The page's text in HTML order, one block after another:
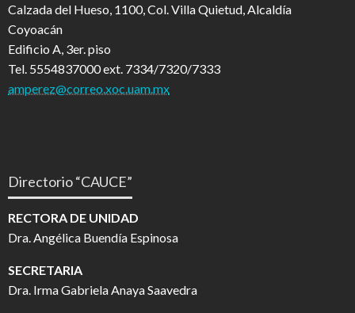
Calzada del Hueso, 1100, Col. Villa Quietud, Alcaldía
Coyoacán
Edificio A, 3er. piso
Tel. 5554837000 ext. 7334/7320/7333
amperez@correo.xoc.uam.mx
Directorio “CAUCE”
RECTORA DE UNIDAD
Dra. Angélica Buendía Espinosa
SECRETARIA
Dra. Irma Gabriela Anaya Saavedra